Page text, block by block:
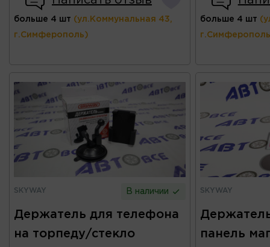
больше 4 шт (ул.Коммунальная 43,
г.Симферополь)
больше 4 шт
SKYWAY В наличии
Держатель для телефона
на торпеду/стекло
SKYWAY
панель